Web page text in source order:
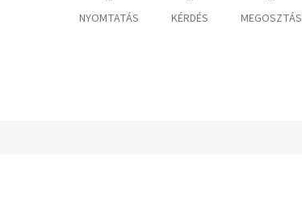
NYOMTATÁS KÉRDÉS MEGOSZTÁS